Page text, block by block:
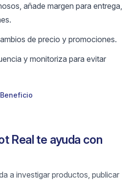
añade margen para entrega,
de precio y promociones.
y monitoriza para evitar
Real te ayuda con
a investigar productos, publicar